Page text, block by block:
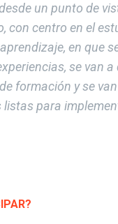
un punto de
con centro en el
en que
se van
formación y se
para